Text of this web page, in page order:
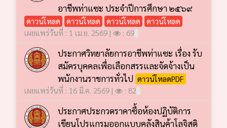
อาชีพท่าแซะ ประจำปีการศึกษา ๒๕๖๙
ดาวน์โหลด ดาวน์โหลด ดาวน์โหลด
ดาวน์โหลด
เผยแพร่วันที่ : 1 เม.ย. 2569 |
: 69
ประกาศวิทยาลัยการอาชีพท่าแซะ เรื่อง รับ
สมัครบุคคลเพื่อเลือกสรรและจัดจ้างเป็น
พนักงานราชการทั่วไป ดาวน์โหลดPDF
เผยแพร่วันที่ : 16 มี.ค. 2569 |
: 82
ประกาศประกวดราคาซื้อห้องปฏิบัติการ
เขียนโปรแกรมออกแบบคลังสินค้าโลจิสติ